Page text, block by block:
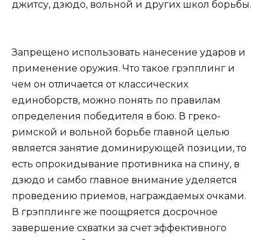
джитсу, дзюдо, вольной и других школ борьбы.
Запрещено использовать нанесение ударов и
применение оружия. Что такое грэпплинг и
чем он отличается от классических
единоборств, можно понять по правилам
определения победителя в бою. В греко-
римской и вольной борьбе главной целью
является занятие доминирующей позиции, то
есть опрокидывание противника на спину, в
дзюдо и самбо главное внимание уделяется
проведению приемов, награждаемых очками.
В грэпплинге же поощряется досрочное
завершение схватки за счет эффективного